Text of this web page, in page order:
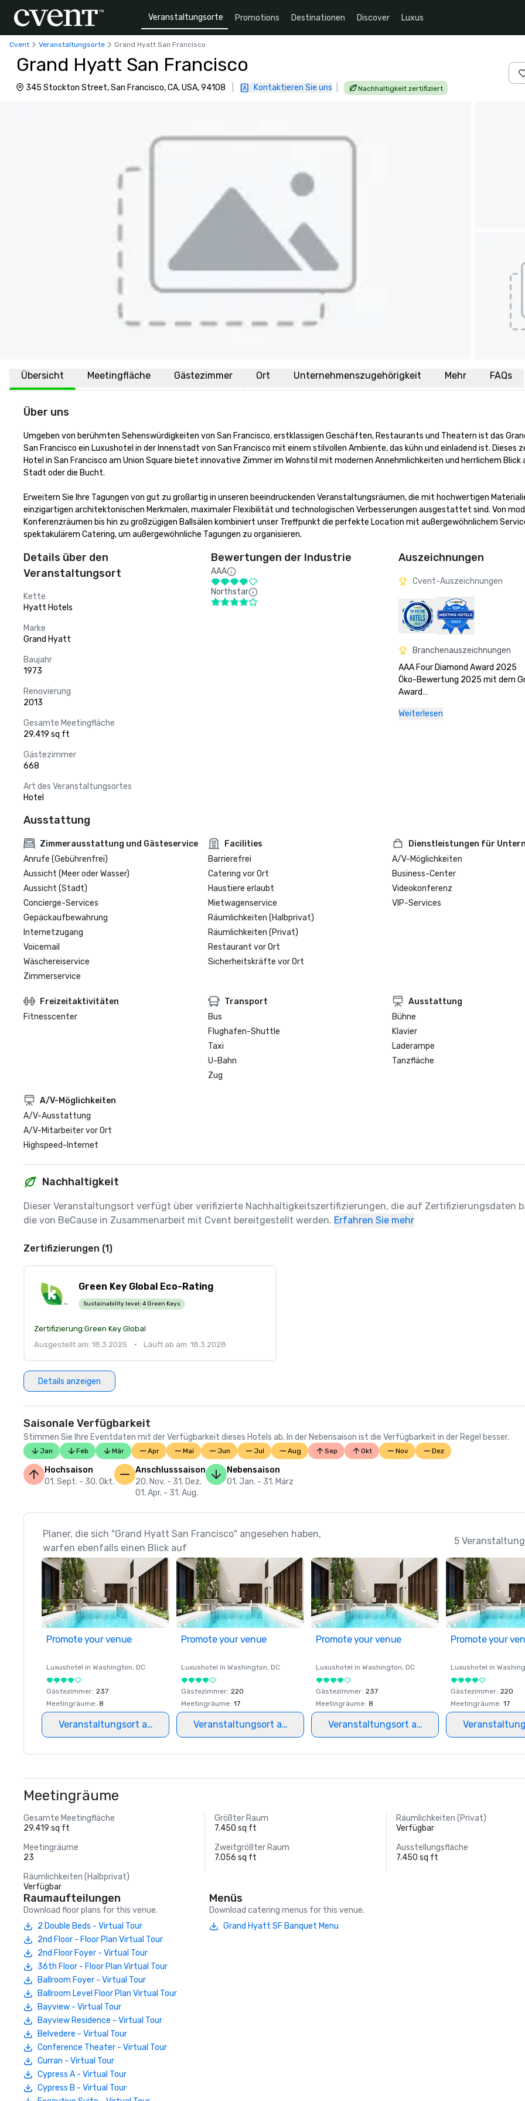
Veranstaltungsorte Promotions Destinationen Discover Luxus
Cvent Veranstaltungsorte Grand Hyatt San Francisco
Grand Hyatt San Francisco
345 Stockton Street, San Francisco, CA, USA, 94108 Kontaktieren Sie uns Nachhaltigkeit zertifiziert
Übersicht Meetingfläche Gästezimmer Ort Unternehmenszugehörigkeit Mehr FAQs
Über uns
Umgeben von berühmten Sehenswürdigkeiten von San Francisco, erstklassigen Geschäften, Restaurants und Theatern ist das
San Francisco ein Luxushotel in der Innenstadt von San Francisco mit einem stilvollen Ambiente, das kühn und einladend ist. Dieses
Hotel in San Francisco am Union Square bietet innovative Zimmer im Wohnstil mit modernen Annehmlichkeiten und herrlichem Blick
Stadt oder die Bucht.
Erweitern Sie Ihre Tagungen von gut zu großartig in unseren beeindruckenden Veranstaltungsräumen, die mit hochwertigen
einzigartigen architektonischen Merkmalen, maximaler Flexibilität und technologischen Verbesserungen ausgestattet sind. Von
Konferenzräumen bis hin zu großzügigen Ballsälen kombiniert unser Treffpunkt die perfekte Location mit außergewöhnlichem
spektakulärem Catering, um außergewöhnliche Tagungen zu organisieren.
Details über den
Veranstaltungsort
Kette
Hyatt Hotels
Marke
Grand Hyatt
Baujahr
1973
Renovierung
2013
Gesamte Meetingfläche
29.419 sq ft
Gästezimmer
668
Art des Veranstaltungsortes
Hotel
Bewertungen der Industrie
AAA
Northstar
Auszeichnungen
Cvent-Auszeichnungen
Branchenauszeichnungen
AAA Four Diamond Award 2025
Öko-Bewertung 2025 mit dem
Award
Weiterlesen
Ausstattung
Zimmerausstattung und Gästeservice
Anrufe (Gebührenfrei)
Aussicht (Meer oder Wasser)
Aussicht (Stadt)
Concierge-Services
Gepäckaufbewahrung
Internetzugang
Voicemail
Wäschereiservice
Zimmerservice
Facilities
Barrierefrei
Catering vor Ort
Haustiere erlaubt
Mietwagenservice
Räumlichkeiten (Halbprivat)
Räumlichkeiten (Privat)
Restaurant vor Ort
Sicherheitskräfte vor Ort
Dienstleistungen für
A/V-Möglichkeiten
Business-Center
Videokonferenz
VIP-Services
Freizeitaktivitäten
Fitnesscenter
Transport
Bus
Flughafen-Shuttle
Taxi
U-Bahn
Zug
Ausstattung
Bühne
Klavier
Laderampe
Tanzfläche
A/V-Möglichkeiten
A/V-Ausstattung
A/V-Mitarbeiter vor Ort
Highspeed-Internet
Nachhaltigkeit
Dieser Veranstaltungsort verfügt über verifizierte Nachhaltigkeitszertifizierungen, die auf Zertifizierungsdaten
die von BeCause in Zusammenarbeit mit Cvent bereitgestellt werden. Erfahren Sie mehr
Zertifizierungen (1)
Green Key Global Eco-Rating
Sustainability level: 4 Green Keys
Zertifizierung:Green Key Global
Ausgestellt am: 18.3.2025
• Läuft ab am: 18.3.2028
Details anzeigen
Saisonale Verfügbarkeit
Stimmen Sie Ihre Eventdaten mit der Verfügbarkeit dieses Hotels ab. In der Nebensaison ist die Verfügbarkeit in der Regel besser.
Jan Feb Mär Apr Mai Jun Jul Aug Sep Okt Nov Dez
Hochsaison
01. Sept. - 30. Okt.
Anschlusssaison
20. Nov. - 31. Dez.
01. Apr. - 31. Aug.
Nebensaison
01. Jan. - 31. März
Planer, die sich "Grand Hyatt San Francisco" angesehen haben,
warfen ebenfalls einen Blick auf
5
Promote your venue
Luxushotel in Washington, DC
Gästezimmer: 237
Meetingräume: 8
Veranstaltungsort auswählen
Promote your venue
Luxushotel in Washington, DC
Gästezimmer: 220
Meetingräume: 17
Veranstaltungsort auswählen
Promote your venue
Luxushotel in Washington, DC
Gästezimmer: 237
Meetingräume: 8
Veranstaltungsort auswählen
Promote your
Luxushotel in
Gästezimmer: 220
Meetingräume: 17
Meetingräume
Gesamte Meetingfläche
29.419 sq ft
Größter Raum
7.450 sq ft
Räumlichkeiten (Privat)
Verfügbar
Meetingräume
23
Zweitgrößter Raum
7.056 sq ft
Ausstellungsfläche
7.450 sq ft
Räumlichkeiten (Halbprivat)
Verfügbar
Raumaufteilungen
Download floor plans for this venue.
2 Double Beds - Virtual Tour
2nd Floor - Floor Plan Virtual Tour
2nd Floor Foyer - Virtual Tour
36th Floor - Floor Plan Virtual Tour
Ballroom Foyer - Virtual Tour
Ballroom Level Floor Plan Virtual Tour
Bayview - Virtual Tour
Bayview Residence - Virtual Tour
Belvedere - Virtual Tour
Conference Theater - Virtual Tour
Curran - Virtual Tour
Cypress A - Virtual Tour
Cypress B - Virtual Tour
Menüs
Download catering menus for this venue.
Grand Hyatt SF Banquet Menu